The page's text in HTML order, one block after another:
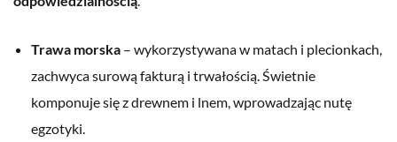
Trawa morska – wykorzystywana w matach i plecionkach,
zachwyca surową fakturą i trwałością. Świetnie
komponuje się z drewnem i lnem, wprowadzając nutę
egzotyki.